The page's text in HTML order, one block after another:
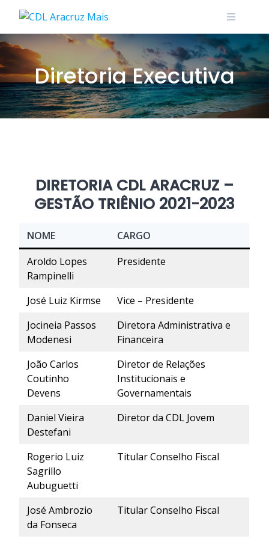
content
Diretoria Executiva
DIRETORIA CDL ARACRUZ –
GESTÃO TRIÊNIO 2021-2023
NOME
CARGO
Aroldo Lopes
Rampinelli
Presidente
José Luiz Kirmse
Vice – Presidente
Jocineia Passos
Modenesi
Diretora Administrativa e
Financeira
João Carlos
Coutinho
Devens
Diretor de Relações
Institucionais e
Governamentais
Daniel Vieira
Destefani
Diretor da CDL Jovem
Rogerio Luiz
Sagrillo
Aubuguetti
Titular Conselho Fiscal
José Ambrozio
da Fonseca
Titular Conselho Fiscal